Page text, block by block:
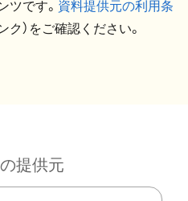
ツです。 資料提供元の利用条
ク）をご確認ください。
提供元